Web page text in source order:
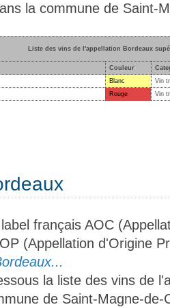
la commune de Saint-
Liste des vins de l'appellation Bordeaux
Couleur
Blanc
Vin
Rouge Vin
français AOC
(Appellation d'Origine
la liste des vins de
de Saint-Magne-de-